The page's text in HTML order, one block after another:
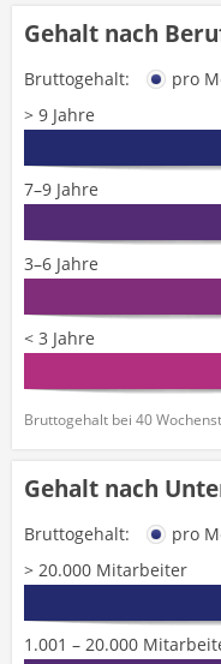
Gehalt nach
Bruttogehalt: pro
> 9 Jahre
7–9 Jahre
3–6 Jahre
< 3 Jahre
Bruttogehalt bei 40
Gehalt nach
Bruttogehalt: pro
> 20.000 Mitarbeiter
1.001 – 20.000